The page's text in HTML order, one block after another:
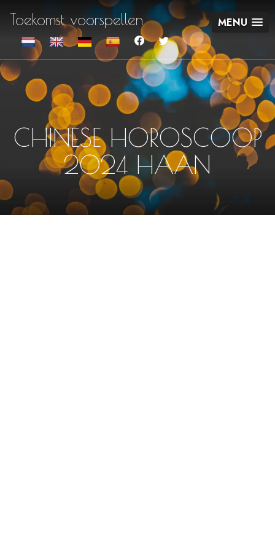
Toekomst voorspellen MENU
CHINESE HOROSCOOP
2024 HAAN